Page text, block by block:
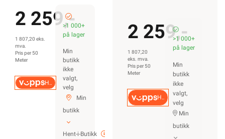
2 259,-
1 807,20 eks.
mva.
Pris per 50
Meter
Hurtigkasse
>1 000+
på lager
Min
butikk
ikke
valgt,
velg
Min
butikk
Hent-i-Butikk
2 259,-
1 807,20
eks. mva.
Pris per 50
Meter
Hurtigkasse
>1 000+
på lager
Min
butikk
ikke
valgt,
velg
Min
butikk